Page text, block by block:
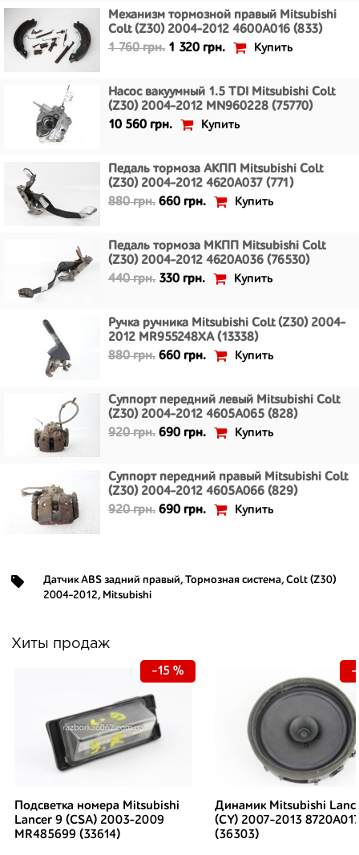
Механизм тормозной правый Mitsubishi
Colt (Z30) 2004-2012 4600A016 (833)
1 760 грн. 1 320 грн. Купить
Насос вакуумный 1.5 TDI Mitsubishi Colt
(Z30) 2004-2012 MN960228 (75770)
10 560 грн.
Купить
Педаль тормоза АКПП Mitsubishi Colt
(Z30) 2004-2012 4620A037 (771)
880 грн. 660 грн. Купить
Педаль тормоза МКПП Mitsubishi Colt
(Z30) 2004-2012 4620A036 (76530)
440 грн. 330 грн. Купить
Ручка ручника Mitsubishi Colt (Z30) 2004-
2012 MR955248XA (13338)
880 грн. 660 грн. Купить
Суппорт передний левый Mitsubishi Colt
(Z30) 2004-2012 4605A065 (828)
920 грн. 690 грн. Купить
Суппорт передний правый Mitsubishi Colt
(Z30) 2004-2012 4605A066 (829)
920 грн. 690 грн. Купить
Датчик ABS задний правый, Тормозная система, Colt (Z30)
2004-2012, Mitsubishi
Хиты продаж
Подсветка номера Mitsubishi
Lancer 9 (CSA) 2003-2009
MR485699 (33614)
-15 %
Динамик Mitsubishi
(CY) 2007-2013
(36303)
-